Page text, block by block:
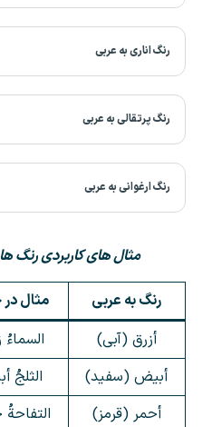
رنگ اناری به عربی
رنگ پرتقالی به عربی
رنگ ارغوانی به عربی
مثال های کاربردی رنگ
رنگ به عربی مثال
أزرق (آبی)
السماءُ
أبيض (سفید)
الثلجُ
أحمر (قرمز)
التفاحةُ